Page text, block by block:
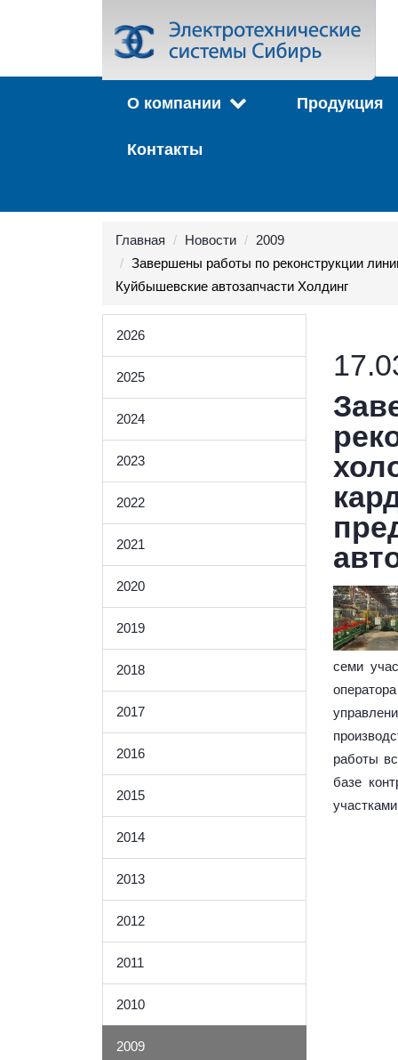
О компании Продукция
Контакты
Главная Новости
2009
Завершены работы по реконструкции
Куйбышевские автозапчасти Холдинг
2026
2025
2024
2023
2022
2021
2020
2019
2018
2017
2016
2015
2014
2013
2012
2011
2010
2009
семи
работы
базе